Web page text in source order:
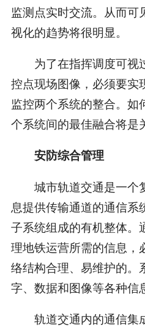
监测点实时交流。从而
视化的趋势将很明显。
为了在指挥调度可视
控点现场图像，必须要实
监控两个系统的整合。
个系统间的最佳融合将是
安防综合管理
城市轨道交通是一个
息提供传输通道的通信系
子系统组成的有机整体。
理地铁运营所需的信息，
络结构合理、易维护的。
字、数据和图像等各种信
轨道交通内的通信集